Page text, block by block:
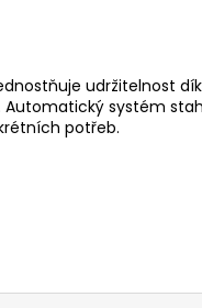
udržitelnost
systém
potřeb.